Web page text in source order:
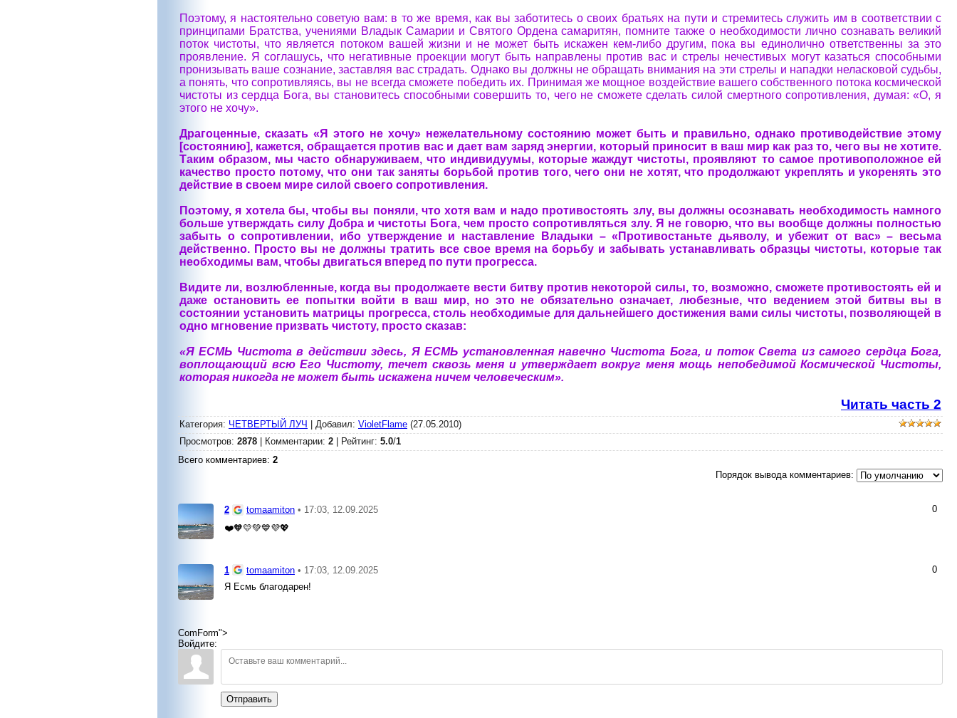
Поэтому, я настоятельно советую вам: в то же время, как вы заботитесь о своих братьях на пути и стремитесь служить им в соответствии с
принципами Братства, учениями Владык Самарии и Святого Ордена самаритян, помните также о необходимости лично сознавать великий
поток чистоты, что является потоком вашей жизни и не может быть искажен кем-либо другим, пока вы единолично ответственны за это
проявление. Я соглашусь, что негативные проекции могут быть направлены против вас и стрелы нечестивых могут казаться способными
пронизывать ваше сознание, заставляя вас страдать. Однако вы должны не обращать внимания на эти стрелы и нападки неласковой судьбы,
а понять, что сопротивляясь, вы не всегда сможете победить их. Принимая же мощное воздействие вашего собственного потока космической
чистоты из сердца Бога, вы становитесь способными совершить то, чего не сможете сделать силой смертного сопротивления, думая: «О, я
этого не хочу».
Драгоценные, сказать «Я этого не хочу» нежелательному состоянию может быть и правильно, однако противодействие этому
[состоянию], кажется, обращается против вас и дает вам заряд энергии, который приносит в ваш мир как раз то, чего вы не хотите.
Таким образом, мы часто обнаруживаем, что индивидуумы, которые жаждут чистоты, проявляют то самое противоположное ей
качество просто потому, что они так заняты борьбой против того, чего они не хотят, что продолжают укреплять и укоренять это
действие в своем мире силой своего сопротивления.
Поэтому, я хотела бы, чтобы вы поняли, что хотя вам и надо противостоять злу, вы должны осознавать необходимость намного
больше утверждать силу Добра и чистоты Бога, чем просто сопротивляться злу. Я не говорю, что вы вообще должны полностью
забыть о сопротивлении, ибо утверждение и наставление Владыки – «Противостаньте дьяволу, и убежит от вас» – весьма
действенно. Просто вы не должны тратить все свое время на борьбу и забывать устанавливать образцы чистоты, которые так
необходимы вам, чтобы двигаться вперед по пути прогресса.
Видите ли, возлюбленные, когда вы продолжаете вести битву против некоторой силы, то, возможно, сможете противостоять ей и
даже остановить ее попытки войти в ваш мир, но это не обязательно означает, любезные, что ведением этой битвы вы в
состоянии установить матрицы прогресса, столь необходимые для дальнейшего достижения вами силы чистоты, позволяющей в
одно мгновение призвать чистоту, просто сказав:
«Я ЕСМЬ Чистота в действии здесь, Я ЕСМЬ установленная навечно Чистота Бога, и поток Света из самого сердца Бога,
воплощающий всю Его Чистоту, течет сквозь меня и утверждает вокруг меня мощь непобедимой Космической Чистоты,
которая никогда не может быть искажена ничем человеческим».
Читать часть 2
Категория: ЧЕТВЕРТЫЙ ЛУЧ Добавил: VioletFlame (27.05.2010)
Просмотров: 2878 Комментарии: 2 Рейтинг: 5.0/1
Всего комментариев: 2
Порядок вывода комментариев:
0
2 tomaamiton • 17:03, 12.09.2025
❤️🧡💛💚💙💜💖
0
1 tomaamiton • 17:03, 12.09.2025
Я Есмь благодарен!
ComForm">
Войдите:
Отправить